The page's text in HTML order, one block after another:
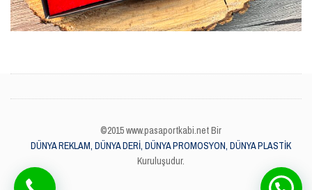
©2015 www.pasaportkabi.net Bir
DÜNYA REKLAM, DÜNYA DERİ, DÜNYA PROMOSYON, DÜNYA PLASTİK
Kuruluşudur.